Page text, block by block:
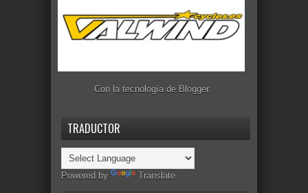
Con la tecnología de Blogger.
TRADUCTOR
Powered by Translate